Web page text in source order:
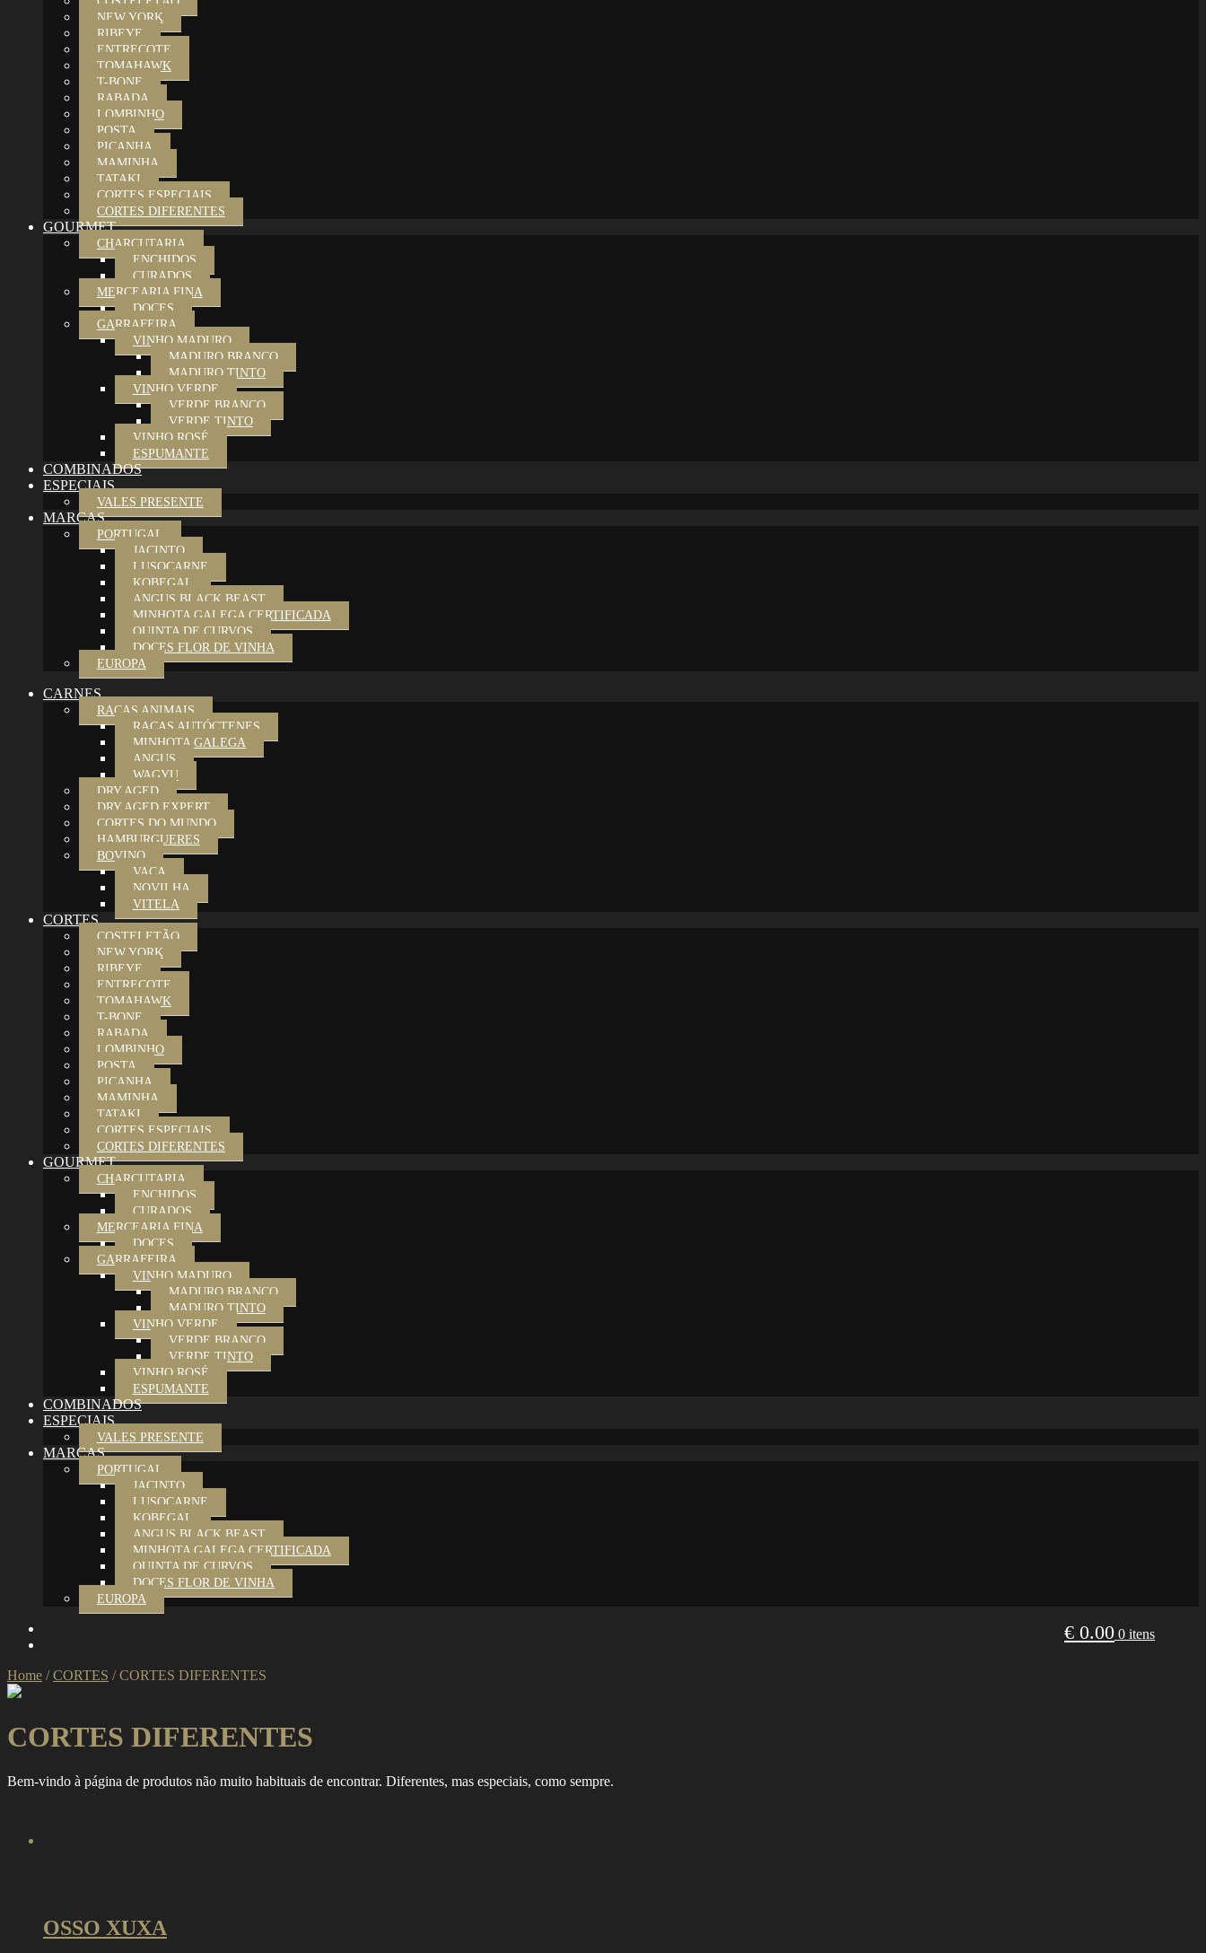
NEW YORK
RIBEYE
ENTRECOTE
TOMAHAWK
T-BONE
RABADA
LOMBINHO
POSTA
PICANHA
MAMINHA
TATAKI
CORTES ESPECIAIS
CORTES DIFERENTES
GOURMET
CHARCUTARIA
ENCHIDOS
CURADOS
MERCEARIA FINA
DOCES
GARRAFEIRA
VINHO MADURO
MADURO BRANCO
MADURO TINTO
VINHO VERDE
VERDE BRANCO
VERDE TINTO
VINHO ROSÉ
ESPUMANTE
COMBINADOS
ESPECIAIS
VALES PRESENTE
MARCAS
PORTUGAL
JACINTO
LUSOCARNE
KOBEGAL
ANGUS BLACK BEAST
MINHOTA GALEGA CERTIFICADA
QUINTA DE CURVOS
DOCES FLOR DE VINHA
EUROPA
CARNES
RAÇAS ANIMAIS
RAÇAS AUTÓCTENES
MINHOTA GALEGA
ANGUS
WAGYU
DRY AGED
DRY AGED EXPERT
CORTES DO MUNDO
HAMBURGUERES
BOVINO
VACA
NOVILHA
VITELA
CORTES
COSTELETÃO
NEW YORK
RIBEYE
ENTRECOTE
TOMAHAWK
T-BONE
RABADA
LOMBINHO
POSTA
PICANHA
MAMINHA
TATAKI
CORTES ESPECIAIS
CORTES DIFERENTES
GOURMET
CHARCUTARIA
ENCHIDOS
CURADOS
MERCEARIA FINA
DOCES
GARRAFEIRA
VINHO MADURO
MADURO BRANCO
MADURO TINTO
VINHO VERDE
VERDE BRANCO
VERDE TINTO
VINHO ROSÉ
ESPUMANTE
COMBINADOS
ESPECIAIS
VALES PRESENTE
MARCAS
PORTUGAL
JACINTO
LUSOCARNE
KOBEGAL
ANGUS BLACK BEAST
MINHOTA GALEGA CERTIFICADA
QUINTA DE CURVOS
DOCES FLOR DE VINHA
EUROPA
€ 0.00 0 itens
Home /CORTES /CORTES DIFERENTES
CORTES DIFERENTES
Bem-vindo à página de produtos não muito habituais de encontrar. Diferentes, mas especiais, como sempre.
OSSO XUXA